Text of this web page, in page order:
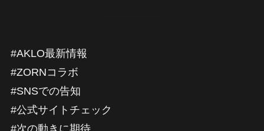
#AKLO最新情報
#ZORNコラボ
#SNSでの告知
#公式サイトチェック